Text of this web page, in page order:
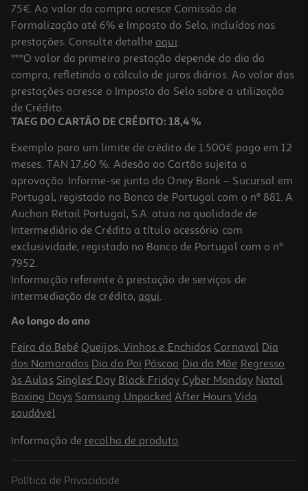
75€. Ao valor da compra acresce Comissão de
Formalização até 6% e Imposto do Selo, incluídos nas
prestações. Consulte detalhe aqui.
***O valor da primeira prestação depende do dia da
compra, refletindo o cálculo de juros diários. Ao valor das
prestações acresce o Imposto do Selo sobre a utilização
de Crédito.
TAEG DO CARTÃO DE CRÉDITO: 18,4 %
Exemplo para um limite de crédito de 1.500€ pago em 12
meses. TAN 17,60 %. Adesão ao Cartão sujeita a
aprovação. Informe-se junto do Oney Bank – Sucursal em
Portugal, registado no Banco de Portugal com o nº 881. A
Auchan Retail Portugal, S.A. atua na qualidade de
Intermediário de Crédito a título acessório com
exclusividade, registado no Banco de Portugal com o nº
7952.
Informação referente à prestação de serviços de
intermediação de crédito, aqui.
Ao longo do ano
Feira do Bebé Queijos, Vinhos e Enchidos Carnaval Dia
dos Namorados Dia do Pai Páscoa Dia da Mãe Regresso
às Aulas Singles' Day Black Friday Cyber Monday Natal
Boxing Days Samsung Unpacked After Hours Vida
saudável
Informação de recolha de produto.
Política de Privacidade